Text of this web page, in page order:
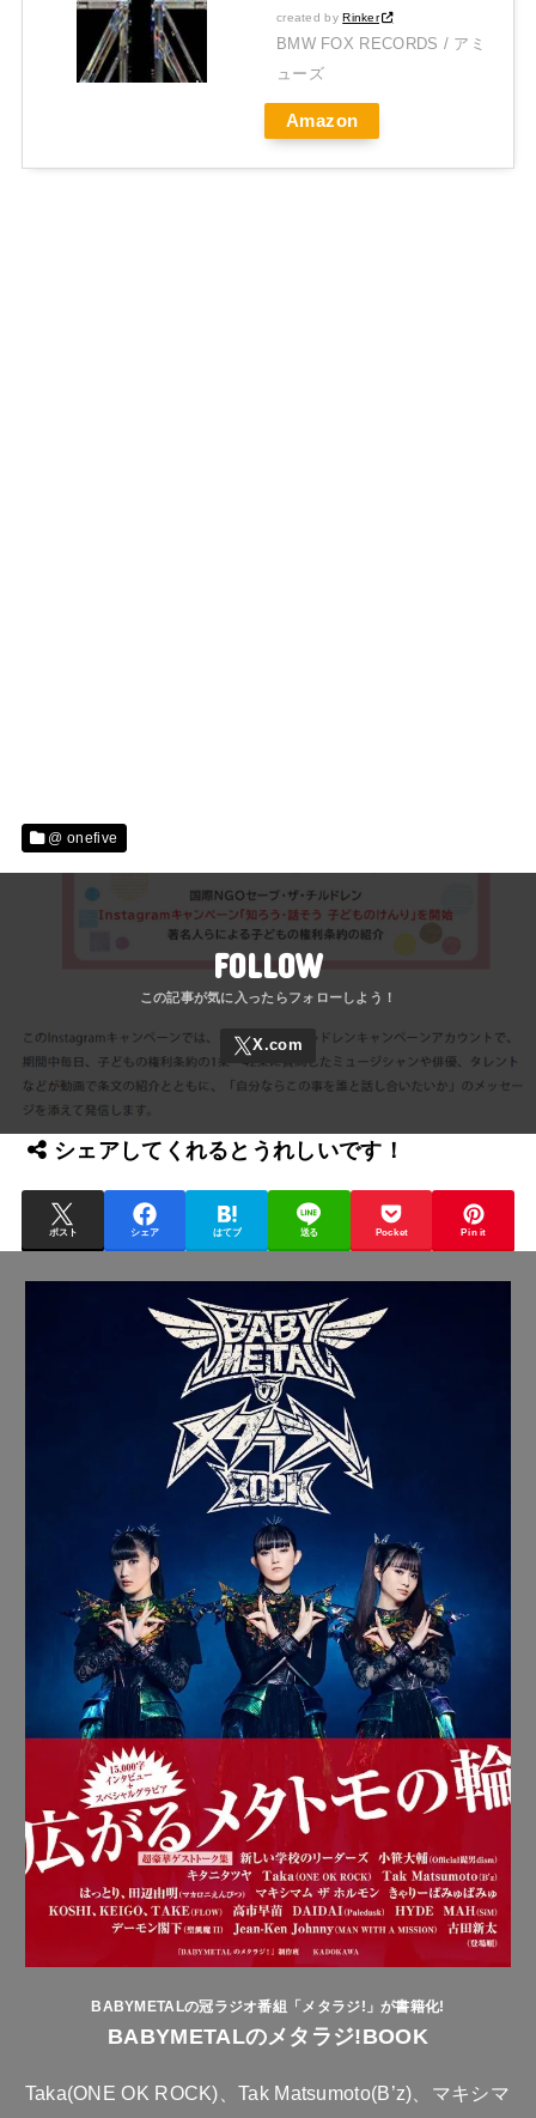
created byRinker
BMW FOX RECORDS / アミ
ューズ
Amazon
@ onefive
FOLLOW
シェアしてくれるとうれしいです！
ポスト シェア はてブ 送る Pocket Pin it
BABYMETALの冠ラジオ番組「メタラジ!」が書籍化!
BABYMETALのメタラジ!BOOK
Taka(ONE OK ROCK)、Tak Matsumoto(B’z)、マキシマ